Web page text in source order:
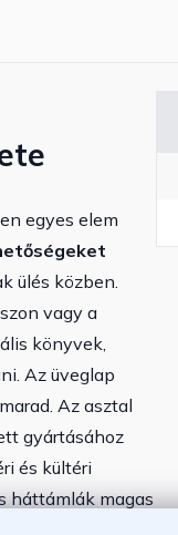
egyes elem
ülés közben.
vagy a
könyvek,
Az üveglap
Az asztal
gyártásához
és kültéri
háttámlák magas